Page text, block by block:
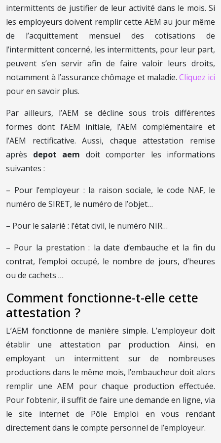
intermittents de justifier de leur activité dans le mois. Si
les employeurs doivent remplir cette AEM au jour même
de l’acquittement mensuel des cotisations de
l’intermittent concerné, les intermittents, pour leur part,
peuvent s’en servir afin de faire valoir leurs droits,
notamment à l’assurance chômage et maladie. Cliquez ici
pour en savoir plus.
Par ailleurs, l’AEM se décline sous trois différentes
formes dont l’AEM initiale, l’AEM complémentaire et
l’AEM rectificative. Aussi, chaque attestation remise
après depot aem doit comporter les informations
suivantes :
– Pour l’employeur : la raison sociale, le code NAF, le
numéro de SIRET, le numéro de l’objet…
– Pour le salarié : l’état civil, le numéro NIR…
– Pour la prestation : la date d’embauche et la fin du
contrat, l’emploi occupé, le nombre de jours, d’heures
ou de cachets …
Comment fonctionne-t-elle cette
attestation ?
L’AEM fonctionne de manière simple. L’employeur doit
établir une attestation par production. Ainsi, en
employant un intermittent sur de nombreuses
productions dans le même mois, l’embaucheur doit alors
remplir une AEM pour chaque production effectuée.
Pour l’obtenir, il suffit de faire une demande en ligne, via
le site internet de Pôle Emploi en vous rendant
directement dans le compte personnel de l’employeur.